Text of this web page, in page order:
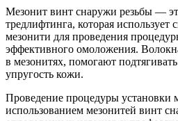
Мезонит винт снаружи резьбы —
тредлифтинга, которая
мезонити для проведения
эффективного омоложения.
в мезонитях, помогают
упругость кожи.
Проведение процедуры установки
использованием мезонитей винт